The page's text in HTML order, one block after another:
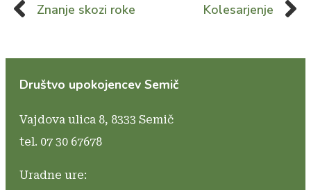
Znanje skozi roke Kolesarjenje
Društvo upokojencev Semič
Vajdova ulica 8, 8333 Semič
tel. 07 30 67678
Uradne ure: